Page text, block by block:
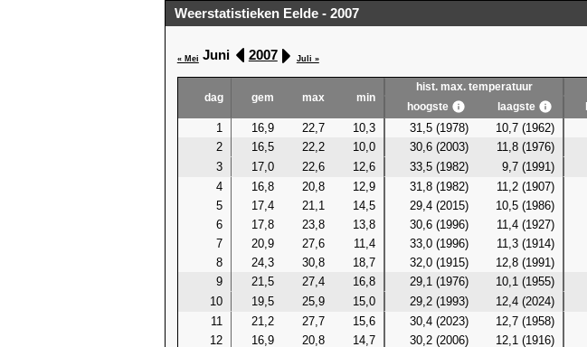
Weerstatistieken Eelde - 2007
« Mei Juni 2007 Juli »
dag gem max min
hist. max. temperatuur
hoogste
laagste
1 16,9 22,7 10,3 31,5 (1978) 10,7 (1962)
2
16,5 22,2 10,0 30,6 (2003) 11,8 (1976)
3
17,0 22,6 12,6 33,5 (1982) 9,7 (1991)
4
16,8 20,8 12,9 31,8 (1982) 11,2 (1907)
5
17,4 21,1 14,5 29,4 (2015) 10,5 (1986)
6
17,8 23,8 13,8 30,6 (1996) 11,4 (1927)
7
20,9 27,6 11,4 33,0 (1996) 11,3 (1914)
8
24,3 30,8 18,7 32,0 (1915) 12,8 (1991)
9
21,5 27,4 16,8 29,1 (1976) 10,1 (1955)
10
19,5 25,9 15,0 29,2 (1993) 12,4 (2024)
11
21,2 27,7 15,6 30,4 (2023) 12,7 (1958)
12
16,9 20,8 14,7 30,2 (2006) 12,1 (1916)